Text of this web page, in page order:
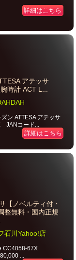
詳細はこちら
アテッサ
時計 ACT L...
ン ATTESA アテッサ
JANコード...
詳細はこちら
【ノベルティ付・
整無料・国内正規
石川Yahoo!店
CC4058-67X
...